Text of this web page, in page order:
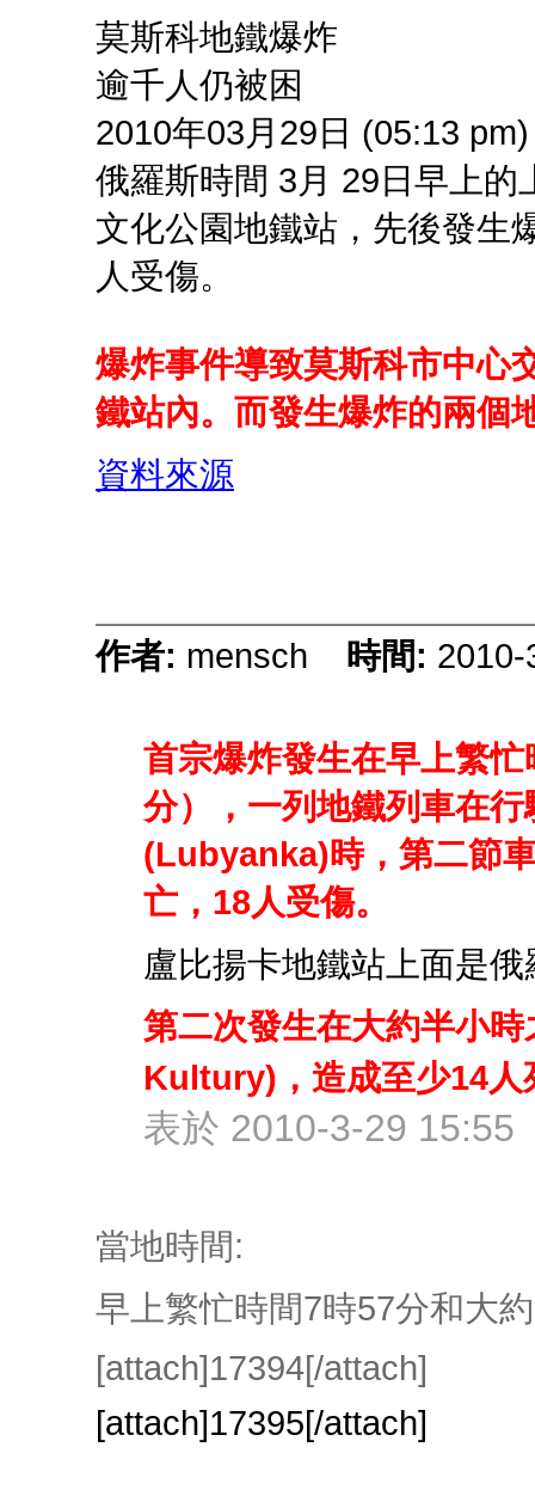
莫斯科地鐵爆炸
逾千人仍被困
2010年03月29日 (05:13 pm)
俄羅斯時間 3月 29日早上
文化公園地鐵站，先後發生
人受傷。
爆炸事件導致莫斯科市中心
鐵站內。而發生爆炸的兩個
資料來源
作者: mensch 時間: 2010-
首宗爆炸發生在早上繁
分），一列地鐵列車在
(Lubyanka)時，第二節
亡，18人受傷。
盧比揚卡地鐵站上面是
第二次發生在大約半小
Kultury)，造成至少14人
表於 2010-3-29 15:55
當地時間:
早上繁忙時間7時57分和大
[attach]17394[/attach]
[attach]17395[/attach]